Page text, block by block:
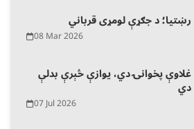
رښتیا؛ د جګړې لومړی قرباني
08 Mar 2026
غلاوې پخوانۍ دي، یوازې څېرې بدلې
دي
07 Jul 2026